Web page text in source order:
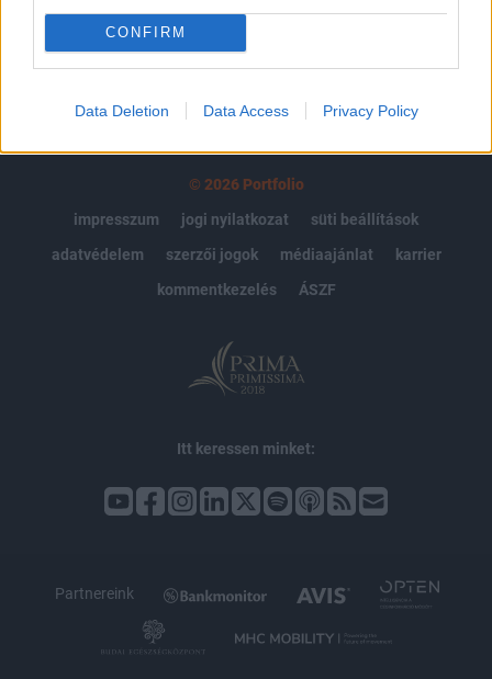
CONFIRM
Data Deletion Data Access Privacy Policy
MÁR ELŐFIZETŐNK VAGY?BEJELENTKEZÉS
© 2026 Portfolio
impresszum
jogi nyilatkozat
süti beállítások
adatvédelem
szerzői jogok médiaajánlat
karrier
kommentkezelés
ÁSZF
Itt keressen minket:
Partnereink